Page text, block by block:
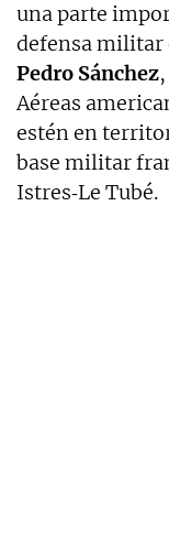
una parte
defensa militar
Pedro Sánchez
Aéreas
estén en
base militar
Istres‑Le Tubé.